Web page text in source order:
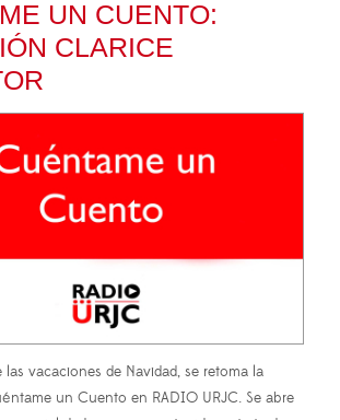
UN CUENTO:
CLARICE
las vacaciones de Navidad, se retoma la
un Cuento en RADIO URJC. Se abre